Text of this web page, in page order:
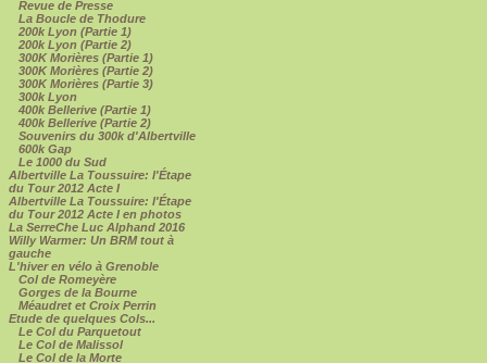
Revue de Presse
La Boucle de Thodure
200k Lyon (Partie 1)
200k Lyon (Partie 2)
300K Morières (Partie 1)
300K Morières (Partie 2)
300K Morières (Partie 3)
300k Lyon
400k Bellerive (Partie 1)
400k Bellerive (Partie 2)
Souvenirs du 300k d'Albertville
600k Gap
Le 1000 du Sud
Albertville La Toussuire: l'Étape
du Tour 2012 Acte I
Albertville La Toussuire: l'Étape
du Tour 2012 Acte I en photos
La SerreChe Luc Alphand 2016
Willy Warmer: Un BRM tout à
gauche
L'hiver en vélo à Grenoble
Col de Romeyère
Gorges de la Bourne
Méaudret et Croix Perrin
Etude de quelques Cols...
Le Col du Parquetout
Le Col de Malissol
Le Col de la Morte